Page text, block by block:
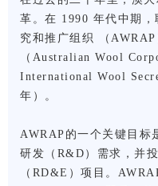
究和推广组织 （
际羊毛秘书处（最初
革。在 1990 年代中期
究和推广组织 （
（Australian Wool
International Wool
年）。
AWRAP的一个关键目标
研发（R&D）需求，并
（RD&E）项目。